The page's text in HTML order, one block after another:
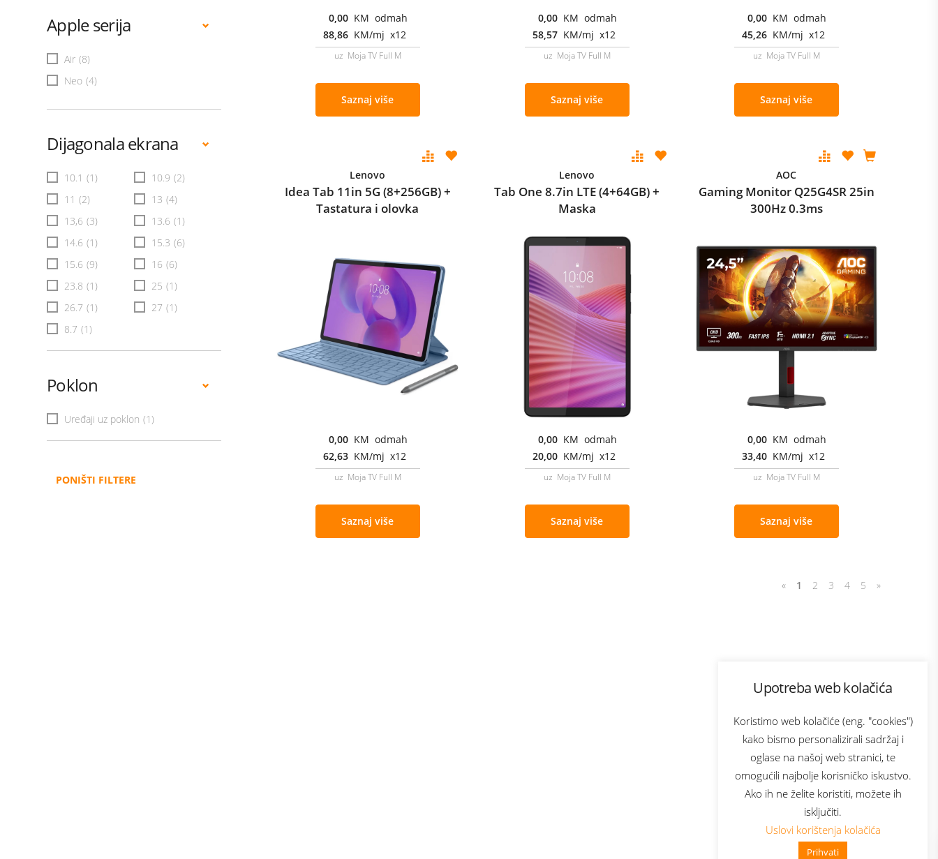
Upotreba web kolačića
Koristimo web kolačiće (eng. "cookies")
kako bismo personalizirali sadržaj i
oglase na našoj web stranici, te
omogućili najbolje korisničko iskustvo.
Ako ih ne želite koristiti, možete ih
isključiti.
Uslovi korištenja kolačića
Prihvati
👋 Zdravo, kako mogu pomoći?
Apple serija
Air (8)
Neo (4)
Dijagonala ekrana
10.1 (1) 10.9 (2)
11 (2) 13 (4)
13,6 (3) 13.6 (1)
14.6 (1) 15.3 (6)
15.6 (9) 16 (6)
23.8 (1) 25 (1)
26.7 (1) 27 (1)
8.7 (1)
Poklon
Uređaji uz poklon (1)
PONIŠTI FILTERE
0,00 KM odmah
88,86 KM/mj x12
uz Moja TV Full M
Saznaj više
0,00 KM odmah
58,57 KM/mj x12
uz Moja TV Full M
Saznaj više
0,00 KM odmah
45,26 KM/mj x12
uz Moja TV Full M
Saznaj više
Lenovo
Idea Tab 11in 5G (8+256GB) +
Tastatura i olovka
0,00 KM odmah
62,63 KM/mj x12
uz Moja TV Full M
Saznaj više
Lenovo
Tab One 8.7in LTE (4+64GB) +
Maska
0,00 KM odmah
20,00 KM/mj x12
uz Moja TV Full M
Saznaj više
AOC
Gaming Monitor Q25G4SR 25in
300Hz 0.3ms
0,00 KM odmah
33,40 KM/mj x12
uz Moja TV Full M
Saznaj više
« 1 2 3 4 5 »
Bonus plus
Prijava za newsletter